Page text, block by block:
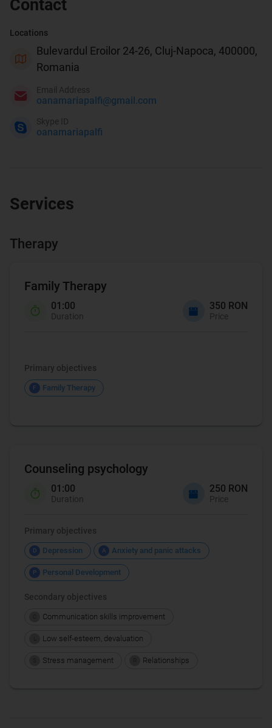
Contact
Locations
Bulevardul Eroilor 24-26, Cluj-Napoca, 400000,
Romania
oanamariapalfi@gmail.com
Email Address
oanamariapalfi
Skype ID
Services
Therapy
Family Therapy
01:00
Duration
350 RON
Price
Primary objectives
F Family Therapy
Counseling psychology
01:00
Duration
250 RON
Price
Primary objectives
D Depression A Anxiety and panic attacks
P Personal Development
Secondary objectives
Communication skills improvement
Low self-esteem, devaluation
Stress management Relationships